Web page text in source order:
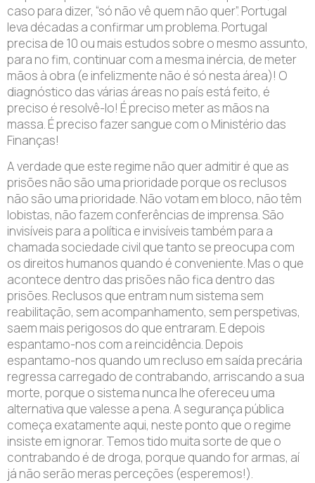
caso para dizer, “só não vê quem não quer”. Portugal
leva décadas a confirmar um problema. Portugal
precisa de 10 ou mais estudos sobre o mesmo assunto,
para no fim, continuar com a mesma inércia, de meter
mãos à obra (e infelizmente não é só nesta área)! O
diagnóstico das várias áreas no país está feito, é
preciso é resolvê-lo! É preciso meter as mãos na
massa. É preciso fazer sangue com o Ministério das
Finanças!
A verdade que este regime não quer admitir é que as
prisões não são uma prioridade porque os reclusos
não são uma prioridade. Não votam em bloco, não têm
lobistas, não fazem conferências de imprensa. São
invisíveis para a política e invisíveis também para a
chamada sociedade civil que tanto se preocupa com
os direitos humanos quando é conveniente. Mas o que
acontece dentro das prisões não fica dentro das
prisões. Reclusos que entram num sistema sem
reabilitação, sem acompanhamento, sem perspetivas,
saem mais perigosos do que entraram. E depois
espantamo-nos com a reincidência. Depois
espantamo-nos quando um recluso em saída precária
regressa carregado de contrabando, arriscando a sua
morte, porque o sistema nunca lhe ofereceu uma
alternativa que valesse a pena. A segurança pública
começa exatamente aqui, neste ponto que o regime
insiste em ignorar. Temos tido muita sorte de que o
contrabando é de droga, porque quando for armas, aí
já não serão meras perceções (esperemos!).